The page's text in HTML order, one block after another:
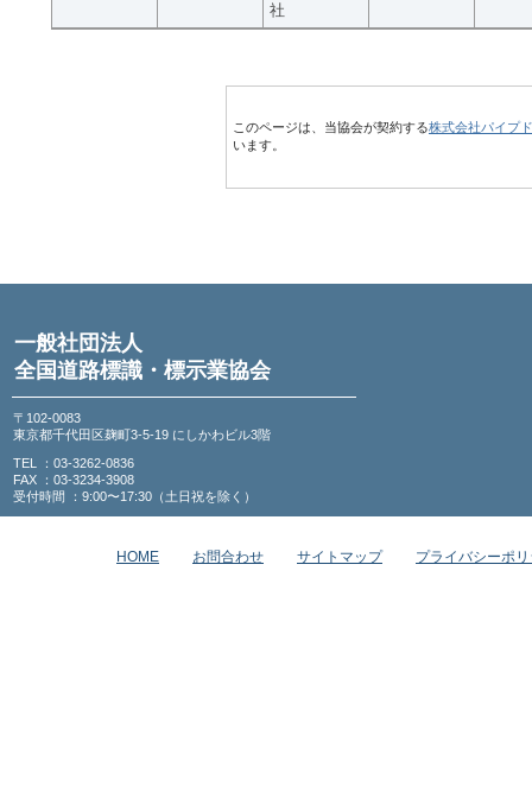
社
このページは、当協会が契約する株式会社パイプ
います。
一般社団法人
全国道路標識・標示業協会
〒102-0083
東京都千代田区麹町3-5-19 にしかわビル3階
TEL ：03-3262-0836
FAX ：03-3234-3908
受付時間 ：9:00〜17:30（土日祝を除く）
HOME お問合わせ サイトマップ プライバシーポ